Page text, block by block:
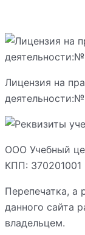
Лицензия на
ООО Учебный
КПП: 370201001
Перепечатка, а
данного сайта
владельцем.